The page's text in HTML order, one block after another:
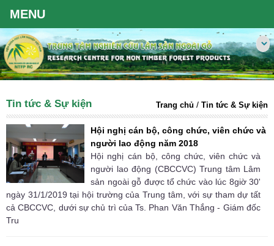
Tin tức & Sự kiện Trang chủ / Tin tức & Sự kiện
Hội nghị cán bộ, công chức, viên chức và
người lao động năm 2018
Hội nghị cán bộ, công chức, viên chức và
người lao động (CBCCVC) Trung tâm Lâm
sản ngoài gỗ được tổ chức vào lúc 8giờ 30'
ngày 31/1/2019 tại hội trường của Trung tâm, với sự tham dự tất
cả CBCCVC, dưới sự chủ trì của Ts. Phan Văn Thắng - Giám đốc
Tru